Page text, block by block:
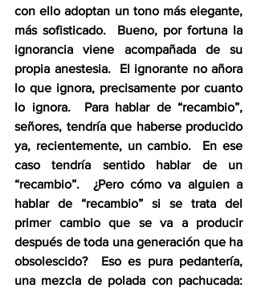
con ello adoptan un tono más elegante,
más sofisticado.  Bueno, por fortuna la
ignorancia viene acompañada de su
propia anestesia.  El ignorante no añora
lo que ignora, precisamente por cuanto
lo ignora.  Para hablar de “recambio”,
señores, tendría que haberse producido
ya, recientemente, un cambio.  En ese
caso tendría sentido hablar de un
“recambio”.  ¿Pero cómo va alguien a
hablar de “recambio” si se trata del
primer cambio que se va a producir
después de toda una generación que ha
obsolescido?  Eso es pura pedantería,
una mezcla de polada con pachucada: